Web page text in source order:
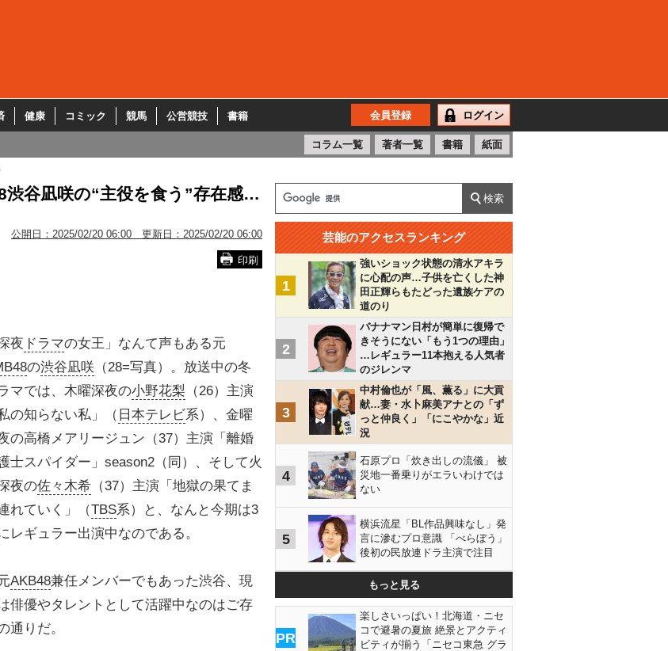
健康 コミック 競馬 公営競技 書籍 会員登録 ログイン
コラム一覧 著者一覧 書籍 紙面
谷凪咲の“主役を食う”存在感…
公開日： 2025/02/20 06:00 更新日： 2025/02/20 06:00
印刷
夜 ドラマの女王」なんて声もある元
の渋谷凪咲 （28=写真）。放送中の冬
マでは、木曜深夜の小野花梨 （26）主演
私の知らない私」（ 日本テレビ系）、金曜
の高橋メアリージュン（37）主演「離婚
士スパイダー」season2（同）、そして火
夜の佐々木希 （37）主演「地獄の果てま
れていく」（TBS系）と、なんと今期は3
レギュラー出演中なのである。
AKB48兼任メンバーでもあった渋谷、現
俳優やタレントとして活躍中なのはご存
通りだ。
芸能のアクセスランキング
1
強いショック状態の清水アキラ
に心配の声…子供を亡くした神
田正輝らもたどった遺族ケアの
道のり
2
バナナマン日村が簡単に復帰で
きそうにない「もう1つの理由」
…レギュラー11本抱える人気者
のジレンマ
3
中村倫也が「風、薫る」に大貢
献…妻・水卜麻美アナとの「ず
っと仲良く」「にこやかな」近
況
4
石原プロ「炊き出しの流儀」 被
災地一番乗りがエラいわけでは
ない
5
横浜流星「BL作品興味なし」発
言に滲むプロ意識 「べらぼう」
後初の民放連ドラ主演で注目
もっと見る
PR
楽しさいっぱい！北海道・ニセ
コで避暑の夏旅 絶景とアクティ
ビティが揃う「ニセコ東急 グラ